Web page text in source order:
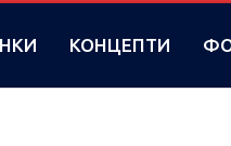
КОНЦЕПТИ